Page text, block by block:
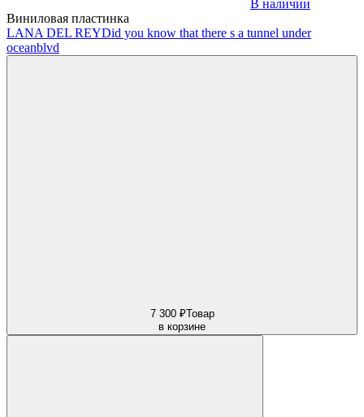
В наличии
Виниловая пластинка
LANA DEL REYDid you know that there s a tunnel under
oceanblvd
7 300 ₽Товар
в корзине